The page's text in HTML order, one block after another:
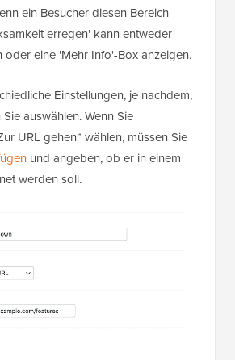
ein Besucher diesen Bereich
erregen' kann entweder
oder eine 'Mehr Info'-Box anzeigen.
Einstellungen, je nachdem,
auswählen. Wenn Sie
URL gehen“ wählen, müssen Sie
und angeben, ob er in einem
werden soll.